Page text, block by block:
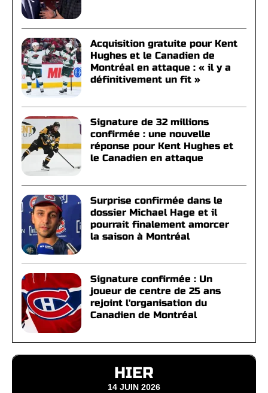
Acquisition gratuite pour Kent
Hughes et le Canadien de
Montréal en attaque : « il y a
définitivement un fit »
Signature de 32 millions
confirmée : une nouvelle
réponse pour Kent Hughes et
le Canadien en attaque
Surprise confirmée dans le
dossier Michael Hage et il
pourrait finalement amorcer
la saison à Montréal
Signature confirmée : Un
joueur de centre de 25 ans
rejoint l'organisation du
Canadien de Montréal
HIER
14 JUIN 2026